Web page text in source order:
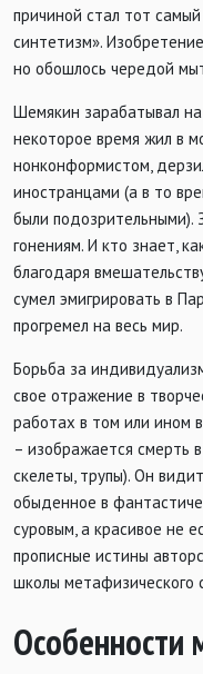
причиной стал тот
синтетизм».
но обошлось чередой
Шемякин зарабатывал на
некоторое время жил в
нонконформистом,
иностранцами (а в то
были подозрительными).
гонениям. И кто знает,
благодаря
сумел эмигрировать в
прогремел на весь мир.
Борьба за
свое отражение в
работах в том или ином
– изображается смерть
скелеты, трупы). Он
обыденное в
суровым, а красивое не
прописные истины
школы метафизического
Особенности